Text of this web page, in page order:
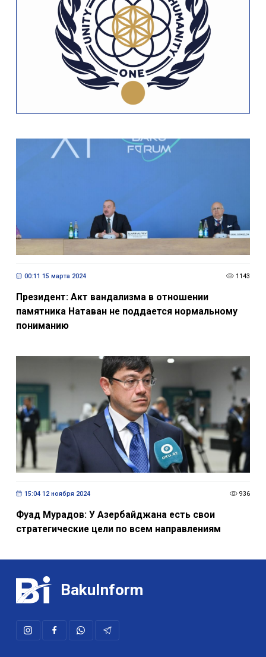
00:11 15 марта 2024 1143
Президент: Акт вандализма в отношении
памятника Натаван не поддается нормальному
пониманию
15:04 12 ноября 2024 936
Фуад Мурадов: У Азербайджана есть свои
стратегические цели по всем направлениям
BakuInform